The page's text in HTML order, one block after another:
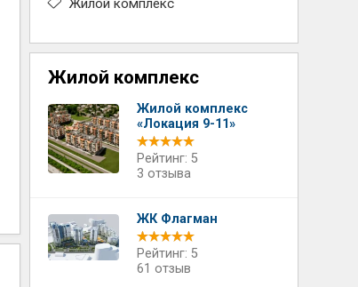
Жилой комплекс
Жилой комплекс
Жилой комплекс
«Локация 9-11»
Рейтинг: 5
3 отзыва
ЖК Флагман
Рейтинг: 5
61 отзыв